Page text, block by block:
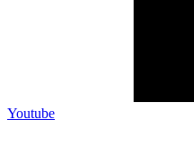
Youtube